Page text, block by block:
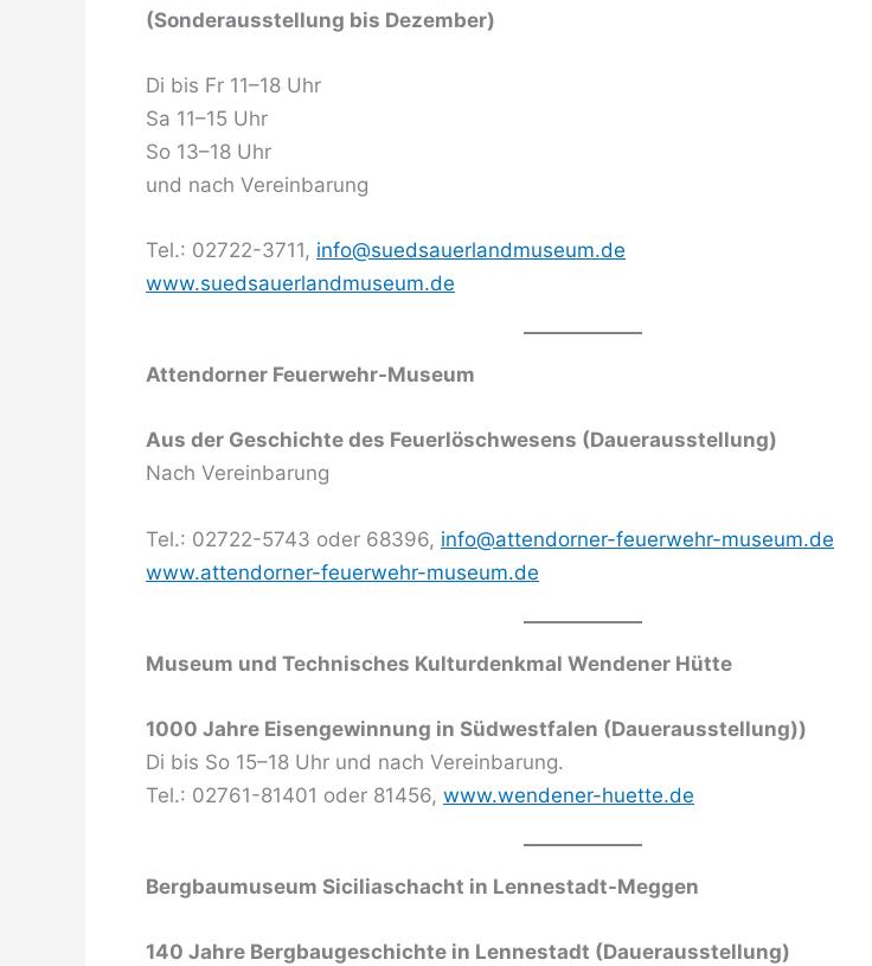
(Sonderausstellung bis Dezember)
Di bis Fr 11–18 Uhr
Sa 11–15 Uhr
So 13–18 Uhr
und nach Vereinbarung
Tel.: 02722-3711, info@suedsauerlandmuseum.de
www.suedsauerlandmuseum.de
Attendorner Feuerwehr-Museum
Aus der Geschichte des Feuerlöschwesens (Dauerausstellung)
Nach Vereinbarung
Tel.: 02722-5743 oder 68396, info@attendorner-feuerwehr-museum.de
www.attendorner-feuerwehr-museum.de
Museum und Technisches Kulturdenkmal Wendener Hütte
1000 Jahre Eisengewinnung in Südwestfalen (Dauerausstellung))
Di bis So 15–18 Uhr und nach Vereinbarung.
Tel.: 02761-81401 oder 81456, www.wendener-huette.de
Bergbaumuseum Siciliaschacht in Lennestadt-Meggen
140 Jahre Bergbaugeschichte in Lennestadt (Dauerausstellung)